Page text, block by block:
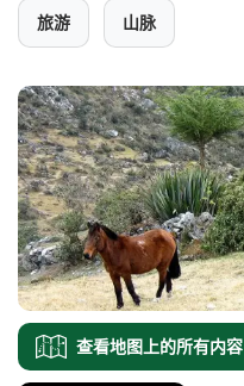
旅游 山脉
查看地图上的所有内容